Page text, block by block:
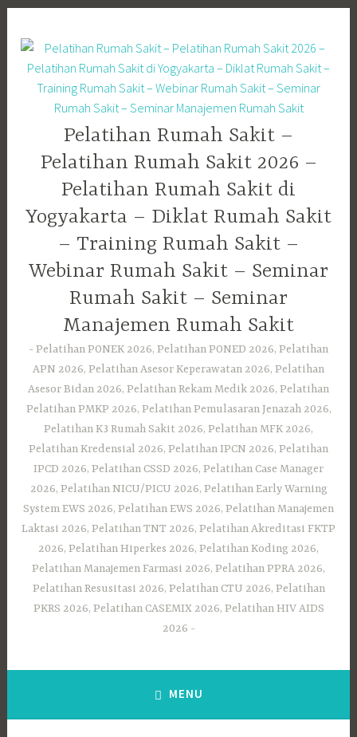
Skip
content
Pelatihan Rumah Sakit –
Pelatihan Rumah Sakit 2026 –
Pelatihan Rumah Sakit di
Yogyakarta – Diklat Rumah Sakit
– Training Rumah Sakit –
Webinar Rumah Sakit – Seminar
Rumah Sakit – Seminar
Manajemen Rumah Sakit
Pelatihan PONEK 2026, Pelatihan PONED 2026, Pelatihan
APN 2026, Pelatihan Asesor Keperawatan 2026, Pelatihan
Asesor Bidan 2026, Pelatihan Rekam Medik 2026, Pelatihan
Pelatihan PMKP 2026, Pelatihan Pemulasaran Jenazah 2026,
Pelatihan K3 Rumah Sakit 2026, Pelatihan MFK 2026,
Pelatihan Kredensial 2026, Pelatihan IPCN 2026, Pelatihan
IPCD 2026, Pelatihan CSSD 2026, Pelatihan Case Manager
2026, Pelatihan NICU/PICU 2026, Pelatihan Early Warning
System EWS 2026, Pelatihan EWS 2026, Pelatihan Manajemen
Laktasi 2026, Pelatihan TNT 2026, Pelatihan Akreditasi FKTP
2026, Pelatihan Hiperkes 2026, Pelatihan Koding 2026,
Pelatihan Manajemen Farmasi 2026, Pelatihan PPRA 2026,
Pelatihan Resusitasi 2026, Pelatihan CTU 2026, Pelatihan
PKRS 2026, Pelatihan CASEMIX 2026, Pelatihan HIV AIDS
2026
MENU